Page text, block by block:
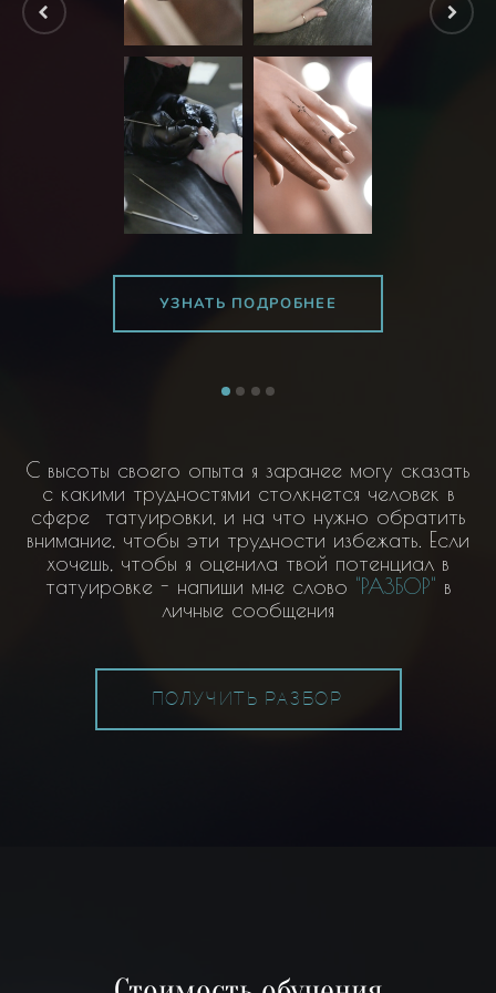
УЗНАТЬ ПОДРОБНЕЕ
С высоты своего опыта я заранее могу сказать
с какими трудностями столкнется человек в
сфере татуировки, и на что нужно обратить
внимание, чтобы эти трудности избежать. Если
хочешь, чтобы я оценила твой потенциал в
татуировке - напиши мне слово "РАЗБОР" в
личные сообщения
ПОЛУЧИТЬ РАЗБОР